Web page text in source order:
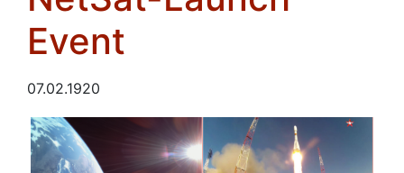
Event
07.02.1920